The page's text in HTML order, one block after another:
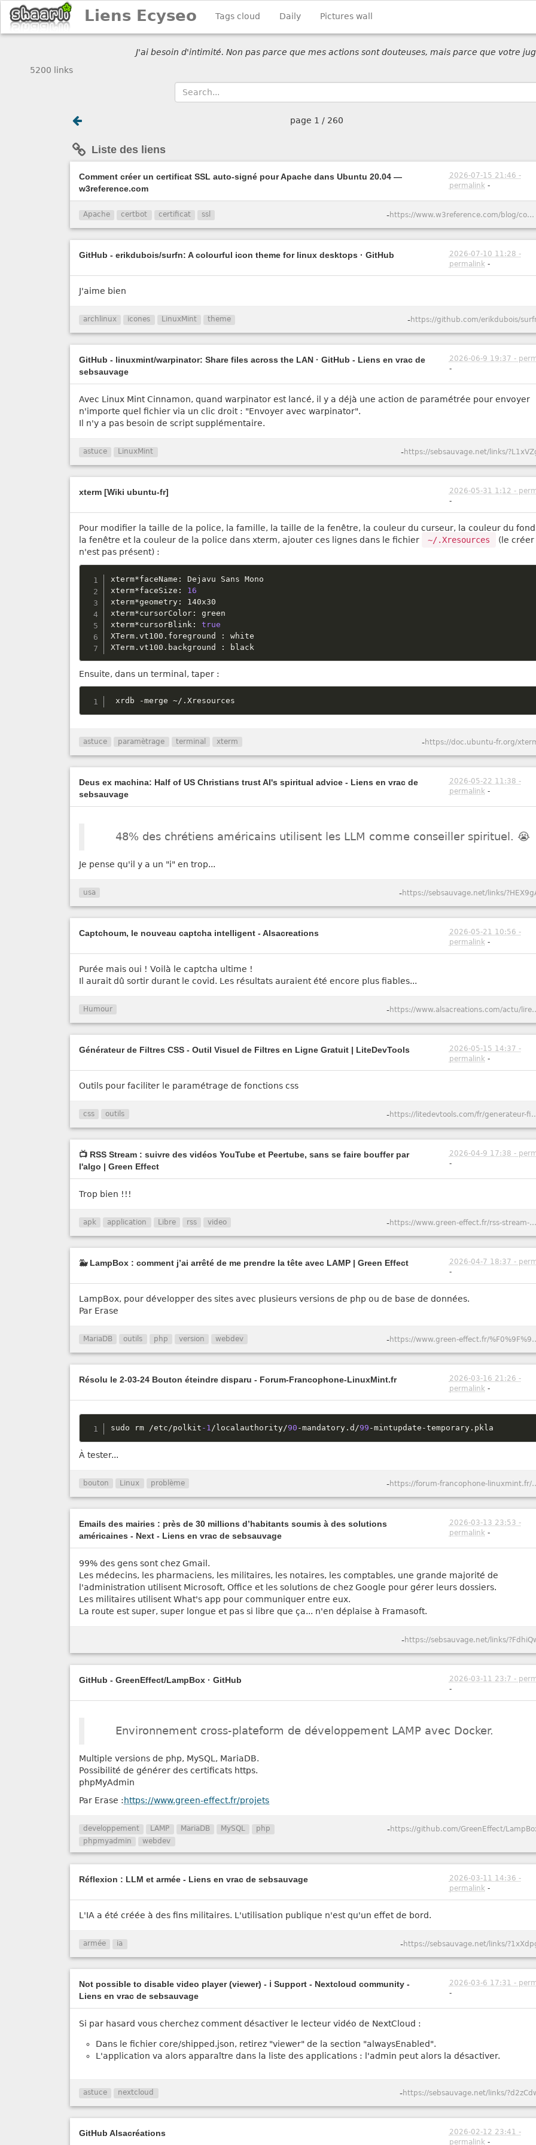
Liens Ecyseo Tags cloud Daily Pictures wall
J'ai besoin d'intimité. Non pas parce que mes actions sont douteuses, mais parce que votre
5200 links
page 1 / 260
Liste des liens
Comment créer un certificat SSL auto-signé pour Apache dans Ubuntu 20.04 —
w3reference.com
2026-07-15 21:46 -
permalink-
Apache certbot certificat ssl - https://www.w3reference.com/blog/comment-cr-er-un-certificat-ssl-auto-sign-pour-apache-dans-ubuntu-20-04/
GitHub - erikdubois/surfn: A colourful icon theme for linux desktops · GitHub
2026-07-10 11:28 -
permalink-
J'aime bien
archlinux icones LinuxMint theme -https://github.com/erikdubois/
GitHub - linuxmint/warpinator: Share files across the LAN · GitHub - Liens en vrac de
sebsauvage
2026-06-9 19:37 -
-
Avec Linux Mint Cinnamon, quand warpinator est lancé, il y a déjà une action de paramétrée pour envoyer
n'importe quel fichier via un clic droit : "Envoyer avec warpinator".
Il n'y a pas besoin de script supplémentaire.
astuce LinuxMint -https://sebsauvage.net/links/
xterm [Wiki ubuntu-fr]
2026-05-31 1:12 -
-
Pour modifier la taille de la police, la famille, la taille de la fenêtre, la couleur du curseur, la couleur du
la fenêtre et la couleur de la police dans xterm, ajouter ces lignes dans le fichier
~/.Xresources
(le créer
n'est pas présent) :
xterm*faceName :
Dejavu Sans Mono
xterm*faceSize :
16
xterm*geometry :
140x30
xterm*cursorColor :
green
xterm*cursorBlink :
true
XTerm .vt100 . foreground :
white
XTerm .vt100 . background : black
Ensuite, dans un terminal, taper :
xrdb -merge ~/ .Xresources
astuce paramètrage terminal xterm -https://doc.ubuntu-fr.org/
Deus ex machina: Half of US Christians trust AI's spiritual advice - Liens en vrac de
sebsauvage
2026-05-22 11:38 -
permalink -
48% des chrétiens américains utilisent les LLM comme conseiller spirituel. 😭
Je pense qu'il y a un "i" en trop...
usa -https://sebsauvage.net/links/
Captchoum, le nouveau captcha intelligent - Alsacreations
2026-05-21 10:56 -
permalink -
Purée mais oui ! Voilà le captcha ultime !
Il aurait dû sortir durant le covid. Les résultats auraient été encore plus fiables...
Humour - https://www.alsacreations.com/actu/
Générateur de Filtres CSS - Outil Visuel de Filtres en Ligne Gratuit | LiteDevTools
2026-05-15 14:37 -
permalink -
Outils pour faciliter le paramétrage de fonctions css
css outils - https://
📺 RSS Stream : suivre des vidéos YouTube et Peertube, sans se faire bouffer par
l'algo | Green Effect
2026-04-9 17:38 -
-
Trop bien !!!
apk application Libre rss video - https://www.green-effect.fr/rss-stream-suivre-des-videos-youtube-et-peertube-sans-se-faire-bouffer-par-l-algo
🐳 LampBox : comment j’ai arrêté de me prendre la tête avec LAMP | Green Effect
2026-04-7 18:37 -
-
LampBox, pour développer des sites avec plusieurs versions de php ou de base de données.
Par Erase
MariaDB outils php version webdev - https://www.green-effect.fr/%F0%9F%90%B3-lampbox-
Résolu le 2-03-24 Bouton éteindre disparu - Forum-Francophone-LinuxMint.fr
2026-03-16 21:26 -
permalink -
sudo rm /etc/polkit -1/ localauthority/90 -mandatory .d /99 -mintupdate -temporary . pkla
À tester...
bouton Linux problème - https://forum-
Emails des mairies : près de 30 millions d’habitants soumis à des solutions
américaines - Next - Liens en vrac de sebsauvage
2026-03-13 23:53 -
permalink -
99% des gens sont chez Gmail.
Les médecins, les pharmaciens, les militaires, les notaires, les comptables, une grande majorité de
l'administration utilisent Microsoft, Office et les solutions de chez Google pour gérer leurs dossiers.
Les militaires utilisent What's app pour communiquer entre eux.
La route est super, super longue et pas si libre que ça... n'en déplaise à Framasoft.
-https://sebsauvage.net/links/
GitHub - GreenEffect/LampBox · GitHub
2026-03-11 23:7 -
-
Environnement cross-plateform de développement LAMP avec Docker.
Multiple versions de php, MySQL, MariaDB.
Possibilité de générer des certificats https.
phpMyAdmin
Par Erase : https://www.green-effect.fr/projets
developpement LAMP MariaDB MySQL
php
phpmyadmin
webdev
-https://github.com/GreenEffect/
Réflexion : LLM et armée - Liens en vrac de sebsauvage
2026-03-11 14:36 -
permalink-
L'IA a été créée à des fins militaires. L'utilisation publique n'est qu'un effet de bord.
armée ia -https://sebsauvage.net/links/
Not possible to disable video player (viewer) - ℹ️ Support - Nextcloud community -
Liens en vrac de sebsauvage
2026-03-6 17:31 -
-
Si par hasard vous cherchez comment désactiver le lecteur vidéo de NextCloud :
Dans le fichier core/shipped.json, retirez "viewer" de la section "alwaysEnabled".
L'application va alors apparaître dans la liste des applications : l'admin peut alors la désactiver.
astuce nextcloud -https://sebsauvage.net/links/
GitHub Alsacréations
2026-02-12 23:41 -
permalink-